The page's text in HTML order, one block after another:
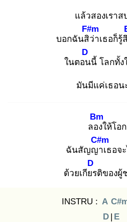
แล้วสองเราส
บอกฉันสิว่
F#m
าเธอก็รู้
ในตอน
D
นี้ โลกทั้
มันมีแค่เธอน
ลอง
Bm
ให้โอ
ฉันสัญญา
C#m
เธอจ
ด้วยเกียร
D
ติของผู้
INSTRU : A
D | E